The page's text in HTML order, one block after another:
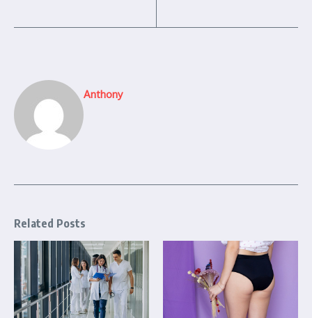
Anthony
Related Posts